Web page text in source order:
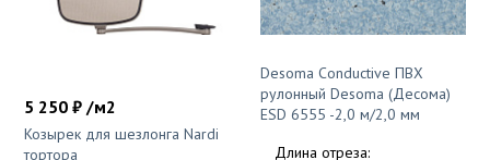
5 250 ₽ /м2
Козырек для шезлонга Nardi
тортора
Desoma Conductive ПВХ
рулонный Desoma (Десома)
ESD 6555 -2,0 м/2,0 мм
Длина отреза: